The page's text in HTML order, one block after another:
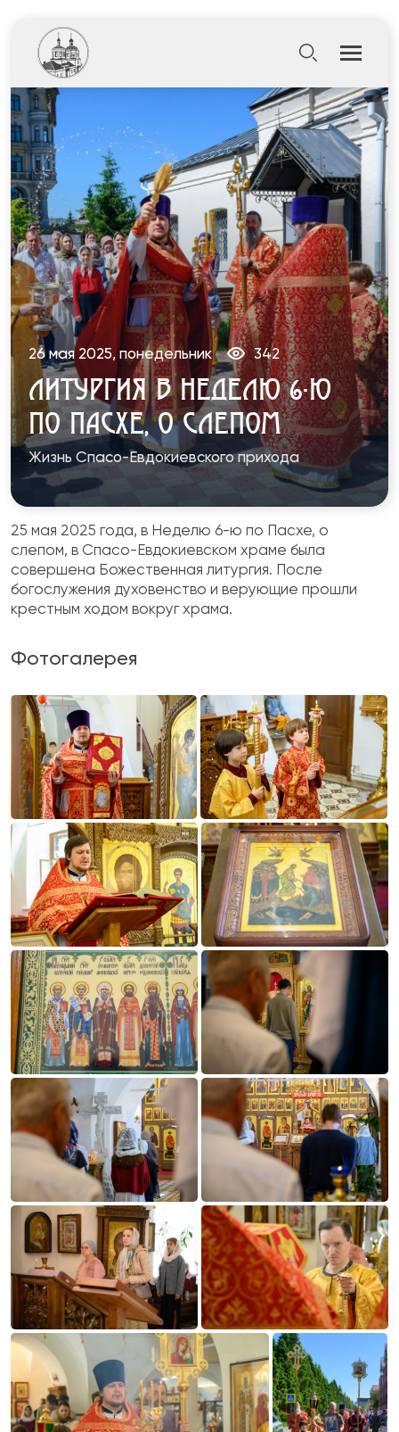
26 мая 2025, понедельник 342
ЛИТУРГИЯ В НЕДЕЛЮ 6-Ю
ПО ПАСХЕ, О СЛЕПОМ
Жизнь Спасо-Евдокиевского прихода
25 мая 2025 года, в Неделю 6-ю по Пасхе, о
слепом, в Спасо-Евдокиевском храме была
совершена Божественная литургия. После
богослужения духовенство и верующие прошли
крестным ходом вокруг храма.
Фотогалерея